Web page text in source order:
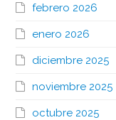
febrero 2026
enero 2026
diciembre 2025
noviembre 2025
octubre 2025